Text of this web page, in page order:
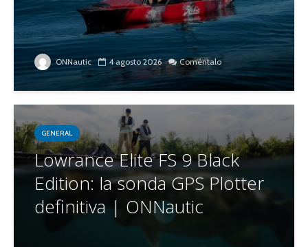
ONNautic 4 agosto 2026 Coméntalo
GENERAL
Lowrance Elite FS 9 Black
Edition: la sonda GPS Plotter
definitiva | ONNautic